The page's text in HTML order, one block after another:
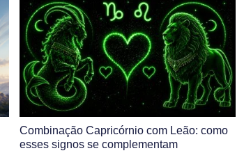
Combinação Capricórnio com Leão: como
esses signos se complementam